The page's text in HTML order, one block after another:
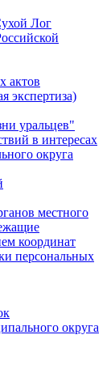
Лог
актов
экспертиза)
уральцев"
в интересах
округа
местного
координат
персональных
округа